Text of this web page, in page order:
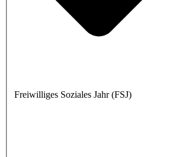
Freiwilliges Soziales Jahr (FSJ)